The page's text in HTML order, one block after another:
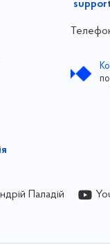
Паладій